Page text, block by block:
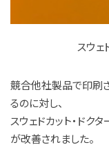
スウェ
競合他社製品で印刷
るのに対し、
スウェドカット・ドク
が改善されました。